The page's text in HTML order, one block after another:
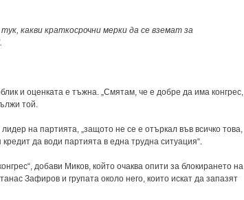
какви краткосрочни мерки да се вземат за
и оценката е тъжна. „Смятам, че е добре да има конгрес,
той.
на партията, „защото не се е отъркал във всичко това,
да води партията в една трудна ситуация“.
добави Миков, който очаква опити за блокирането на
Зафиров и групата около него, които искат да запазят